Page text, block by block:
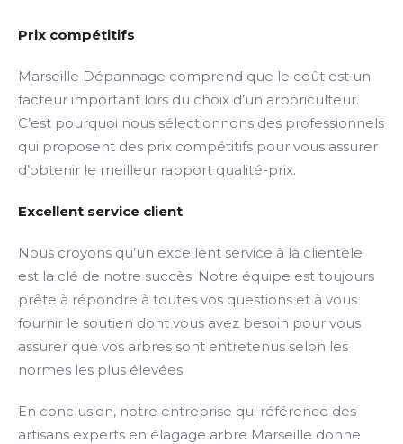
Prix compétitifs
Marseille Dépannage comprend que le coût est un
facteur important lors du choix d’un arboriculteur.
C’est pourquoi nous sélectionnons des professionnels
qui proposent des prix compétitifs pour vous assurer
d’obtenir le meilleur rapport qualité-prix.
Excellent service client
Nous croyons qu’un excellent service à la clientèle
est la clé de notre succès. Notre équipe est toujours
prête à répondre à toutes vos questions et à vous
fournir le soutien dont vous avez besoin pour vous
assurer que vos arbres sont entretenus selon les
normes les plus élevées.
En conclusion, notre entreprise qui référence des
artisans experts en élagage arbre Marseille donne